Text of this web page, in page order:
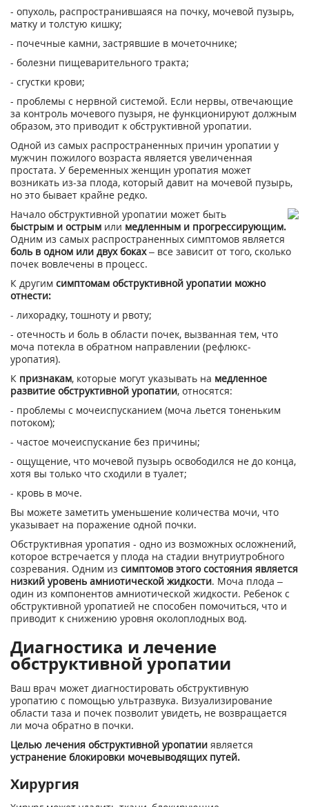
- опухоль, распространившаяся на почку, мочевой пузырь,
матку и толстую кишку;
- почечные камни, застрявшие в мочеточнике;
- болезни пищеварительного тракта;
- сгустки крови;
- проблемы с нервной системой. Если нервы, отвечающие
за контроль мочевого пузыря, не функционируют должным
образом, это приводит к обструктивной уропатии.
Одной из самых распространенных причин уропатии у
мужчин пожилого возраста является увеличенная
простата. У беременных женщин уропатия может
возникать из-за плода, который давит на мочевой пузырь,
но это бывает крайне редко.
Начало обструктивной уропатии может быть
быстрым и острым или медленным и прогрессирующим.
Одним из самых распространенных симптомов является
боль в одном или двух боках– все зависит от того, сколько
почек вовлечены в процесс.
К другим симптомам обструктивной уропатии можно
отнести:
- лихорадку, тошноту и рвоту;
- отечность и боль в области почек, вызванная тем, что
моча потекла в обратном направлении (рефлюкс-
уропатия).
К признакам, которые могут указывать на медленное
развитие обструктивной уропатии, относятся:
- проблемы с мочеиспусканием (моча льется тоненьким
потоком);
- частое мочеиспускание без причины;
- ощущение, что мочевой пузырь освободился не до конца,
хотя вы только что сходили в туалет;
- кровь в моче.
Вы можете заметить уменьшение количества мочи, что
указывает на поражение одной почки.
Обструктивная уропатия - одно из возможных осложнений,
которое встречается у плода на стадии внутриутробного
созревания. Одним из симптомов этого состояния является
низкий уровень амниотической жидкости. Моча плода –
один из компонентов амниотической жидкости. Ребенок с
обструктивной уропатией не способен помочиться, что и
приводит к снижению уровня околоплодных вод.
Диагностика и лечение
обструктивной уропатии
Ваш врач может диагностировать обструктивную
уропатию с помощью ультразвука. Визуализирование
области таза и почек позволит увидеть, не возвращается
ли моча обратно в почки.
Целью лечения обструктивной уропатии является
устранение блокировки мочевыводящих путей.
Хирургия